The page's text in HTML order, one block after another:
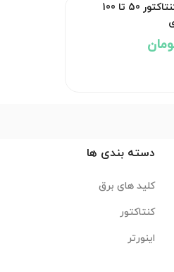
واحد خازنی کنتاکتور 50 تا 100
دسته بندی ها
کلید های برق
کنتاکتور
اینورتر